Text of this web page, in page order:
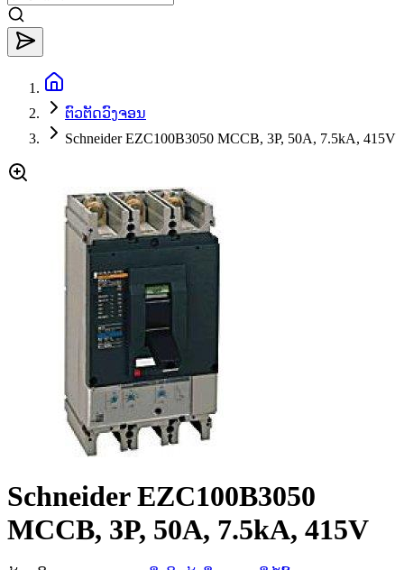
ຕົວຕັດວົງຈອນ
Schneider EZC100B3050 MCCB, 3P, 50A, 7.5kA, 415V
Schneider EZC100B3050
MCCB, 3P, 50A, 7.5kA, 415V